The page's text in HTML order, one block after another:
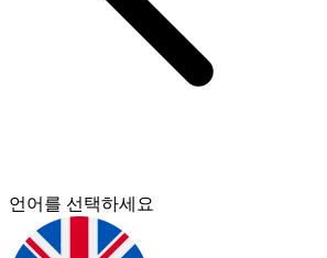
언어를 선택하세요